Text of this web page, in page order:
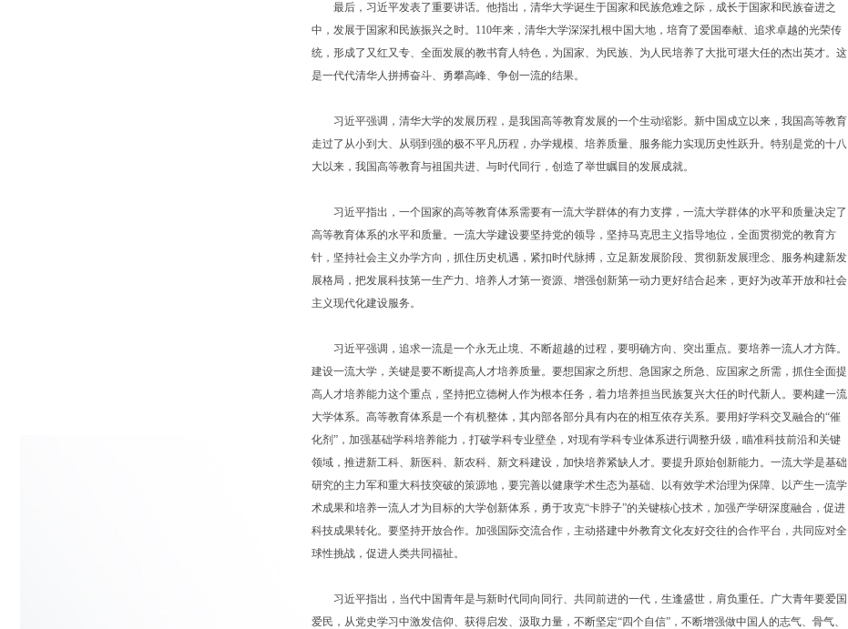
最后，习近平发表了重要讲话。他指出，清华大学诞生于国家和民族危难之际，成长于国家和民族奋进之
中，发展于国家和民族振兴之时。110年来，清华大学深深扎根中国大地，培育了爱国奉献、追求卓越的光荣传
统，形成了又红又专、全面发展的教书育人特色，为国家、为民族、为人民培养了大批可堪大任的杰出英才。这
是一代代清华人拼搏奋斗、勇攀高峰、争创一流的结果。
习近平强调，清华大学的发展历程，是我国高等教育发展的一个生动缩影。新中国成立以来，我国高等教育
走过了从小到大、从弱到强的极不平凡历程，办学规模、培养质量、服务能力实现历史性跃升。特别是党的十八
大以来，我国高等教育与祖国共进、与时代同行，创造了举世瞩目的发展成就。
习近平指出，一个国家的高等教育体系需要有一流大学群体的有力支撑，一流大学群体的水平和质量决定了
高等教育体系的水平和质量。一流大学建设要坚持党的领导，坚持马克思主义指导地位，全面贯彻党的教育方
针，坚持社会主义办学方向，抓住历史机遇，紧扣时代脉搏，立足新发展阶段、贯彻新发展理念、服务构建新发
展格局，把发展科技第一生产力、培养人才第一资源、增强创新第一动力更好结合起来，更好为改革开放和社会
主义现代化建设服务。
习近平强调，追求一流是一个永无止境、不断超越的过程，要明确方向、突出重点。要培养一流人才方阵。
建设一流大学，关键是要不断提高人才培养质量。要想国家之所想、急国家之所急、应国家之所需，抓住全面提
高人才培养能力这个重点，坚持把立德树人作为根本任务，着力培养担当民族复兴大任的时代新人。要构建一流
大学体系。高等教育体系是一个有机整体，其内部各部分具有内在的相互依存关系。要用好学科交叉融合的“催
化剂”，加强基础学科培养能力，打破学科专业壁垒，对现有学科专业体系进行调整升级，瞄准科技前沿和关键
领域，推进新工科、新医科、新农科、新文科建设，加快培养紧缺人才。要提升原始创新能力。一流大学是基础
研究的主力军和重大科技突破的策源地，要完善以健康学术生态为基础、以有效学术治理为保障、以产生一流学
术成果和培养一流人才为目标的大学创新体系，勇于攻克“卡脖子”的关键核心技术，加强产学研深度融合，促进
科技成果转化。要坚持开放合作。加强国际交流合作，主动搭建中外教育文化友好交往的合作平台，共同应对全
球性挑战，促进人类共同福祉。
习近平指出，当代中国青年是与新时代同向同行、共同前进的一代，生逢盛世，肩负重任。广大青年要爱国
爱民，从党史学习中激发信仰、获得启发、汲取力量，不断坚定“四个自信”，不断增强做中国人的志气、骨气、